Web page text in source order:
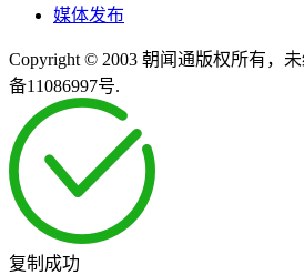
媒体发布
Copyright © 2003 朝闻通版权所有，
备11086997号.
复制成功